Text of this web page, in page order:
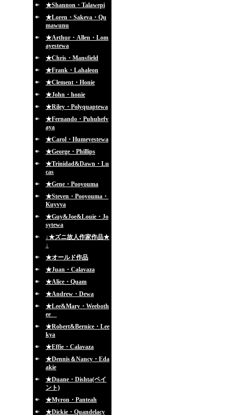
★Shannon・Talawepi
★Loren・Sakeva・Qu
mawunu
★Arthur・Allen・Lom
ayestewa
★Chris・Mansfield
★Frank・Lahaleon
★Clement・Honie
★John・honie
★Riley・Polyquaptewa
★Fernando・Puhuhefv
aya
★Carol・Humeyestewa
★George・Phillips
★Trinidad&Dawn・Lu
cas
★Gene・Pooyouma
★Steven・Pooyouma・
Kuyvya
★Guy&Joe&Louie・Jo
sytewa
↓★ズニ故人作家作品★
↓
★オールド作品
★Juan・Calavaza
★Alice・Quam
★Andrew・Dewa
★Lee&Mary・Weeboth
ee
★Robert&Bernice・Lee
kya
★Effie・Calavaza
★Dennis＆Nancy・Eda
akie
★Duane・Dishta(ペイ
ント)
★Myron・Panteah
★Dickie・Quandelacy